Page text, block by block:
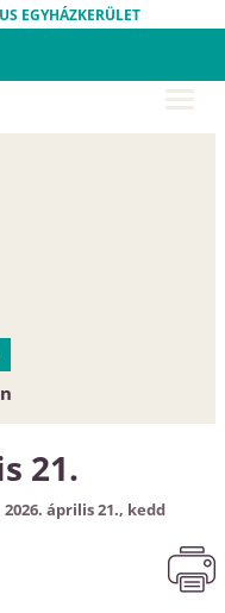
EGYHÁZKERÜLET
21.
2026. április 21., kedd